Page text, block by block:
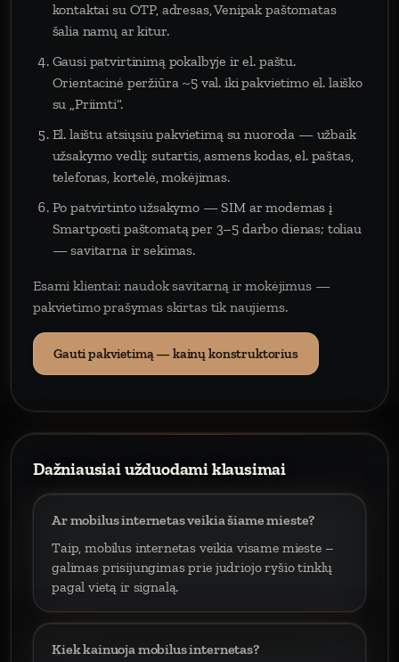
kontaktai su OTP, adresas, Venipak paštomatas
šalia namų ar kitur.
Gausi patvirtinimą pokalbyje ir el. paštu.
Orientacinė peržiūra ~5 val. iki pakvietimo el. laiško
su „Priimti“.
El. laištu atsiųsiu pakvietimą su nuoroda — užbaik
užsakymo vedlį: sutartis, asmens kodas, el. paštas,
telefonas, kortelė, mokėjimas.
Po patvirtinto užsakymo — SIM ar modemas į
Smartposti paštomatą per 3–5 darbo dienas; toliau
— savitarna ir sekimas.
Esami klientai: naudok savitarną ir mokėjimus —
pakvietimo prašymas skirtas tik naujiems.
Gauti pakvietimą — kainų konstruktorius
Dažniausiai užduodami klausimai
Ar mobilus internetas veikia šiame mieste?
Taip, mobilus internetas veikia visame mieste –
galimas prisijungimas prie judriojo ryšio tinklų
pagal vietą ir signalą.
Kiek kainuoja mobilus internetas?